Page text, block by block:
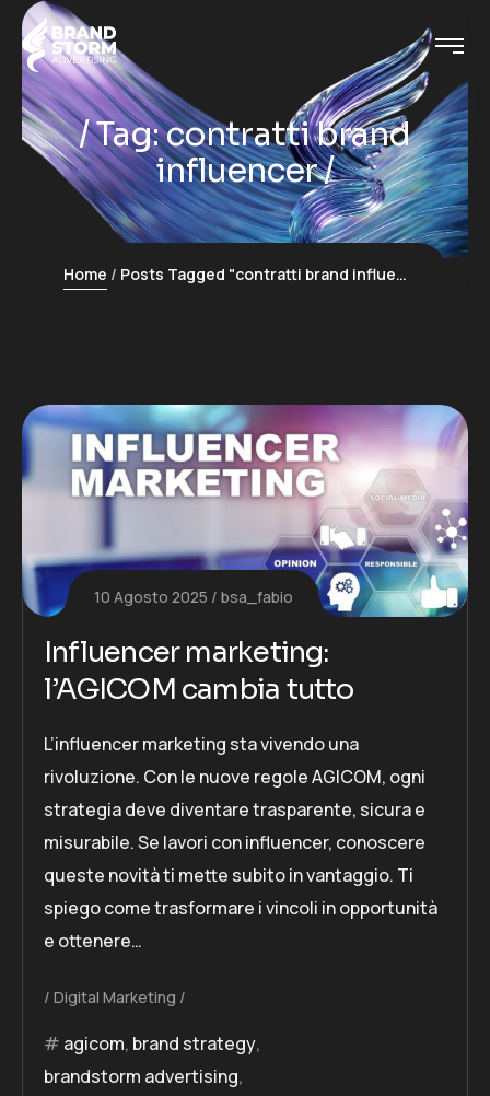
Tag:contratti brand
influencer
Home Posts Tagged "contratti brand influencer"
10 Agosto 2025 bsa_fabio
Influencer marketing:
l’AGICOM cambia tutto
L’influencer marketing sta vivendo una
rivoluzione. Con le nuove regole AGICOM, ogni
strategia deve diventare trasparente, sicura e
misurabile. Se lavori con influencer, conoscere
queste novità ti mette subito in vantaggio. Ti
spiego come trasformare i vincoli in opportunità
e ottenere…
Digital Marketing
agicom, brand strategy,
brandstorm advertising,